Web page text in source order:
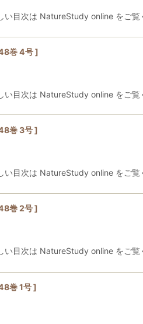
い目次は NatureStudy online を
巻 4号 ]
い目次は NatureStudy online を
巻 3号 ]
い目次は NatureStudy online を
巻 2号 ]
い目次は NatureStudy online を
巻 1号 ]